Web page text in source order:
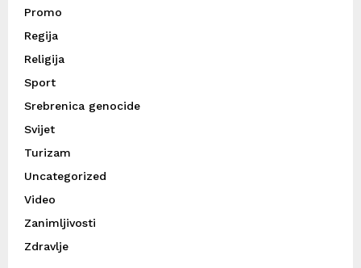
Promo
Regija
Religija
Sport
Srebrenica genocide
Svijet
Turizam
Uncategorized
Video
Zanimljivosti
Zdravlje